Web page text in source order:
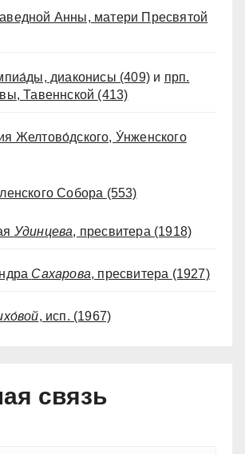
Анны, матери Пресвятой
диаконисы (409) и прп.
Тавеннской (413)
Желтово́дского, У́нженского
Собора (553)
Удинцева, пресвитера (1918)
Сахарова, пресвитера (1927)
, исп. (1967)
связь